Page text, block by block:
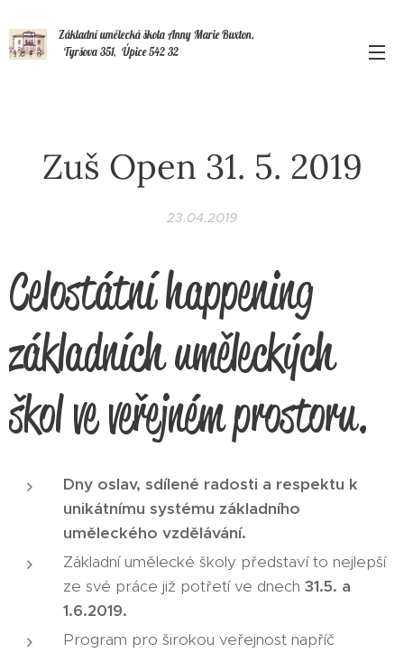
Základní umělecká škola Anny Marie Buxton,
Tyršova 351, Úpice 542 32
Zuš Open 31. 5. 2019
23.04.2019
Celostátní happening
základních uměleckých
škol ve veřejném prostoru.
Dny oslav, sdílené radosti a respektu k
unikátnímu systému základního
uměleckého vzdělávání.
Základní umělecké školy představí to nejlepší
ze své práce již potřetí ve dnech 31.5. a
1.6.2019.
Program pro širokou veřejnost napříč